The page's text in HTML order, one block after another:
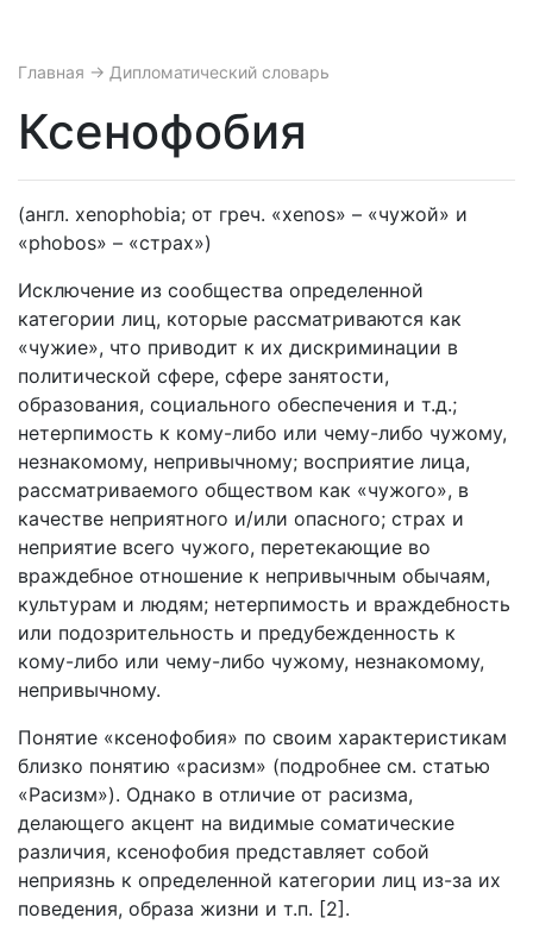
Главная → Дипломатический словарь
Ксенофобия
(англ. xenophobia; от греч. «xenos» – «чужой» и
«phobos» – «страх»)
Исключение из сообщества определенной
категории лиц, которые рассматриваются как
«чужие», что приводит к их дискриминации в
политической сфере, сфере занятости,
образования, социального обеспечения и т.д.;
нетерпимость к кому-либо или чему-либо чужому,
незнакомому, непривычному; восприятие лица,
рассматриваемого обществом как «чужого», в
качестве неприятного и/или опасного; страх и
неприятие всего чужого, перетекающие во
враждебное отношение к непривычным обычаям,
культурам и людям; нетерпимость и враждебность
или подозрительность и предубежденность к
кому-либо или чему-либо чужому, незнакомому,
непривычному.
Понятие «ксенофобия» по своим характеристикам
близко понятию «расизм» (подробнее см. статью
«Расизм»). Однако в отличие от расизма,
делающего акцент на видимые соматические
различия, ксенофобия представляет собой
неприязнь к определенной категории лиц из-за их
поведения, образа жизни и т.п. [2].